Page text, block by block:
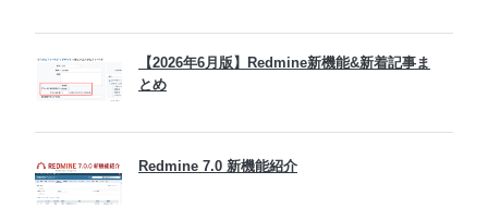
【2026年6月版】Redmine新機能&新着記事ま
とめ
Redmine 7.0 新機能紹介